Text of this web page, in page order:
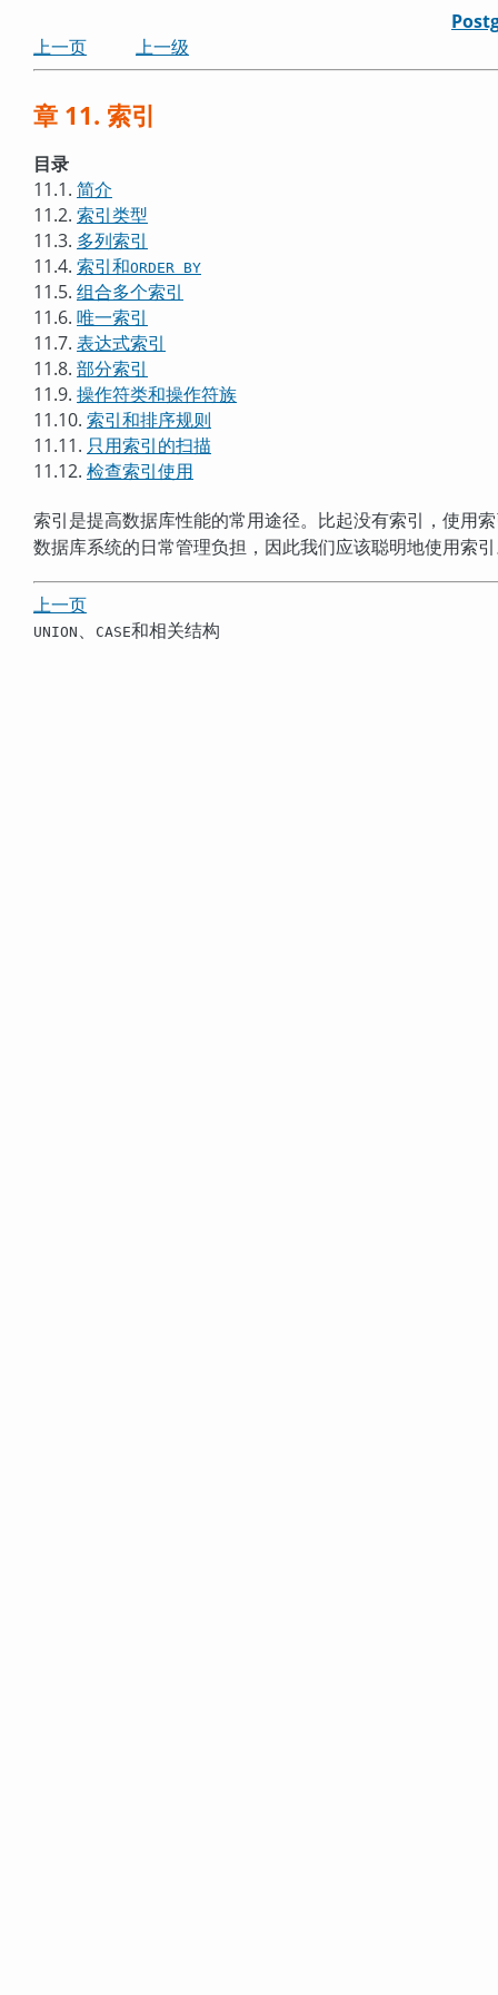
上一页
上一级
章 11. 索引
目录
11.1. 简介
11.2. 索引类型
11.3. 多列索引
11.4. 索引和ORDER BY
11.5. 组合多个索引
11.6. 唯一索引
11.7. 表达式索引
11.8. 部分索引
11.9. 操作符类和操作符族
11.10. 索引和排序规则
11.11. 只用索引的扫描
11.12. 检查索引使用
索引是提高数据库性能的常用途径。比起没有索引，使用
数据库系统的日常管理负担，因此我们应该聪明地使用索
上一页
UNION 、 CASE和相关结构